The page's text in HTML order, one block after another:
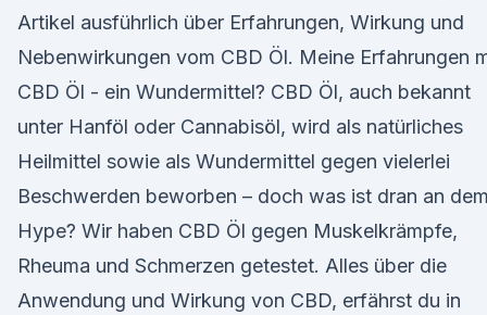
Artikel ausführlich über Erfahrungen, Wirkung und
Nebenwirkungen vom CBD Öl. Meine Erfahrungen
CBD Öl - ein Wundermittel? CBD Öl, auch bekannt
unter Hanföl oder Cannabisöl, wird als natürliches
Heilmittel sowie als Wundermittel gegen vielerlei
Beschwerden beworben – doch was ist dran an dem
Hype? Wir haben CBD Öl gegen Muskelkrämpfe,
Rheuma und Schmerzen getestet. Alles über die
Anwendung und Wirkung von CBD, erfährst du in